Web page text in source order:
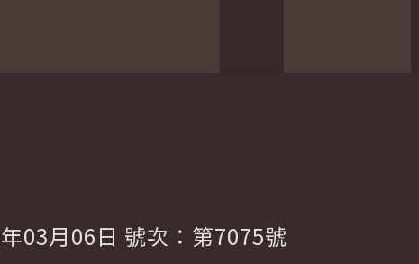
03月06日 號次：第7075號